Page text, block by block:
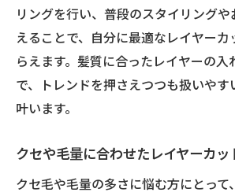
リングを行い、普段のスタイリング
えることで、自分に最適なレイヤーカ
らえます。髪質に合ったレイヤーの入
で、トレンドを押さえつつも扱いや
叶います。
クセや毛量に合わせたレイヤーカッ
クセ毛や毛量の多さに悩む方にとって